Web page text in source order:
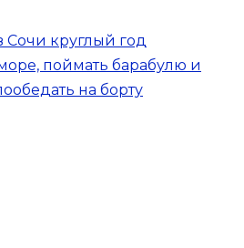
Сочи круглый год
поймать барабулю и
на борту